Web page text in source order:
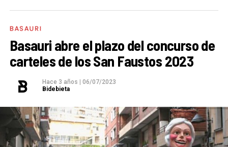
BASAURI
Basauri abre el plazo del concurso de
carteles de los San Faustos 2023
Hace 3 años | 06/07/2023
Bidebieta